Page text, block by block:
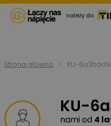
należy do
Strona główna KU-
KU-
nami od 4